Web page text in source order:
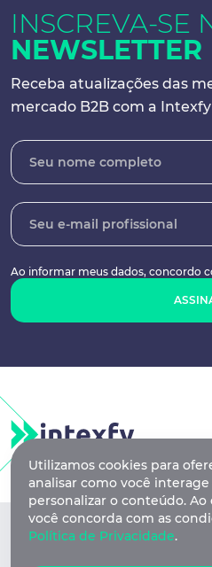
INSCREVA-SE
NEWSLETTER
Receba atualizações das
mercado B2B com a Intexfy
Ao informar meus dados, concordo
Feita com
na Ilha do Silício /
Utilizamos cookies para
analisar como você
personalizar o conteúdo.
você concorda com as
Política de Privacidade.